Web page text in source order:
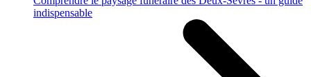
indispensable